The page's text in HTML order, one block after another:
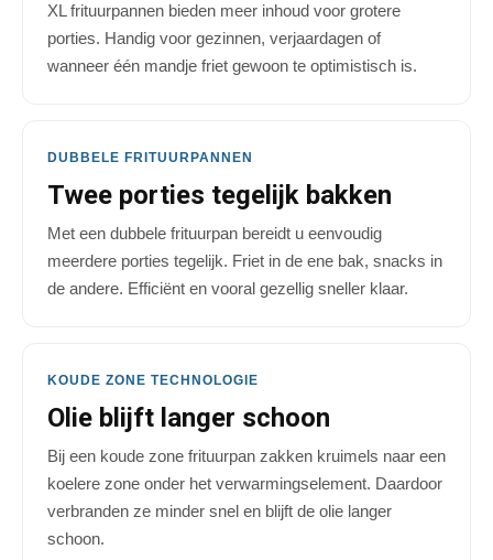
XL frituurpannen bieden meer inhoud voor grotere
porties. Handig voor gezinnen, verjaardagen of
wanneer één mandje friet gewoon te optimistisch is.
DUBBELE FRITUURPANNEN
Twee porties tegelijk bakken
Met een dubbele frituurpan bereidt u eenvoudig
meerdere porties tegelijk. Friet in de ene bak, snacks in
de andere. Efficiënt en vooral gezellig sneller klaar.
KOUDE ZONE TECHNOLOGIE
Olie blijft langer schoon
Bij een koude zone frituurpan zakken kruimels naar een
koelere zone onder het verwarmingselement. Daardoor
verbranden ze minder snel en blijft de olie langer
schoon.